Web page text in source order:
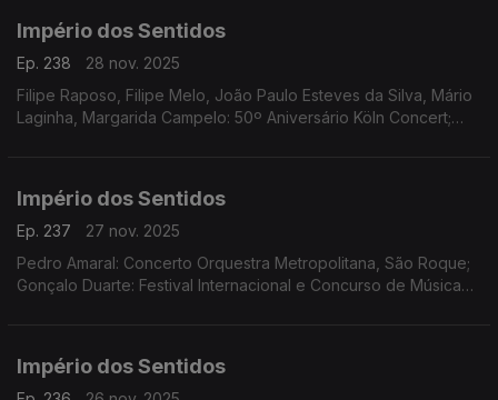
Império dos Sentidos
Ep. 238
28 nov. 2025
Filipe Raposo, Filipe Melo, João Paulo Esteves da Silva, Mário
Laginha, Margarida Campelo: 50º Aniversário Köln Concert;
Império dos Sentidos
Ep. 237
27 nov. 2025
Pedro Amaral: Concerto Orquestra Metropolitana, São Roque;
Gonçalo Duarte: Festival Internacional e Concurso de Música
Império dos Sentidos